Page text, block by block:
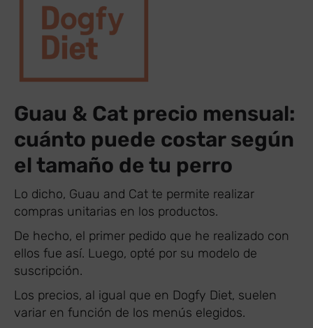
Guau & Cat precio mensual:
cuánto puede costar según
el tamaño de tu perro
Lo dicho, Guau and Cat te permite realizar
compras unitarias en los productos.
De hecho, el primer pedido que he realizado con
ellos fue así. Luego, opté por su modelo de
suscripción.
Los precios, al igual que en Dogfy Diet, suelen
variar en función de los menús elegidos.